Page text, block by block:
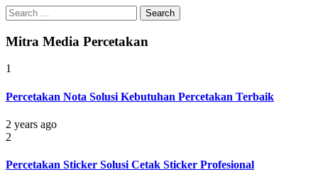
Search
for:
Mitra Media Percetakan
1
Percetakan Nota Solusi Kebutuhan Percetakan Terbaik
2 years ago
2
Percetakan Sticker Solusi Cetak Sticker Profesional